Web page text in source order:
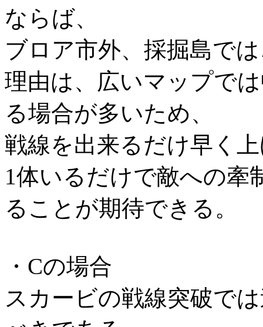
ならば、
ブロア市外、採掘島で
理由は、広いマップで
る場合が多いため、
戦線を出来るだけ早く
1体いるだけで敵への牽
ることが期待できる。
・Cの場合
スカービの戦線突破で